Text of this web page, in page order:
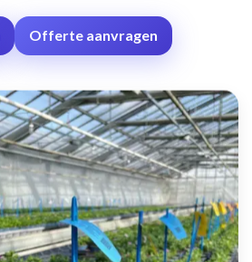
Offerte aanvragen